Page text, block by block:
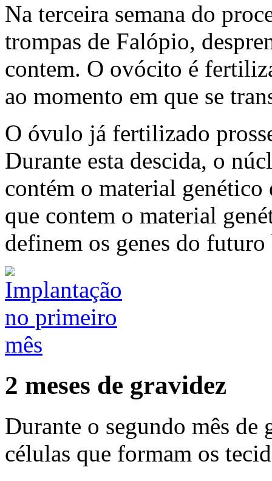
Na terceira semana do
trompas de Falópio,
contem. O ovócito é
ao momento em que se
O óvulo já fertilizado
Durante esta descida, o
contém o material
que contem o material
definem os genes do futuro
2 meses de gravidez
Durante o segundo mês de
células que formam os